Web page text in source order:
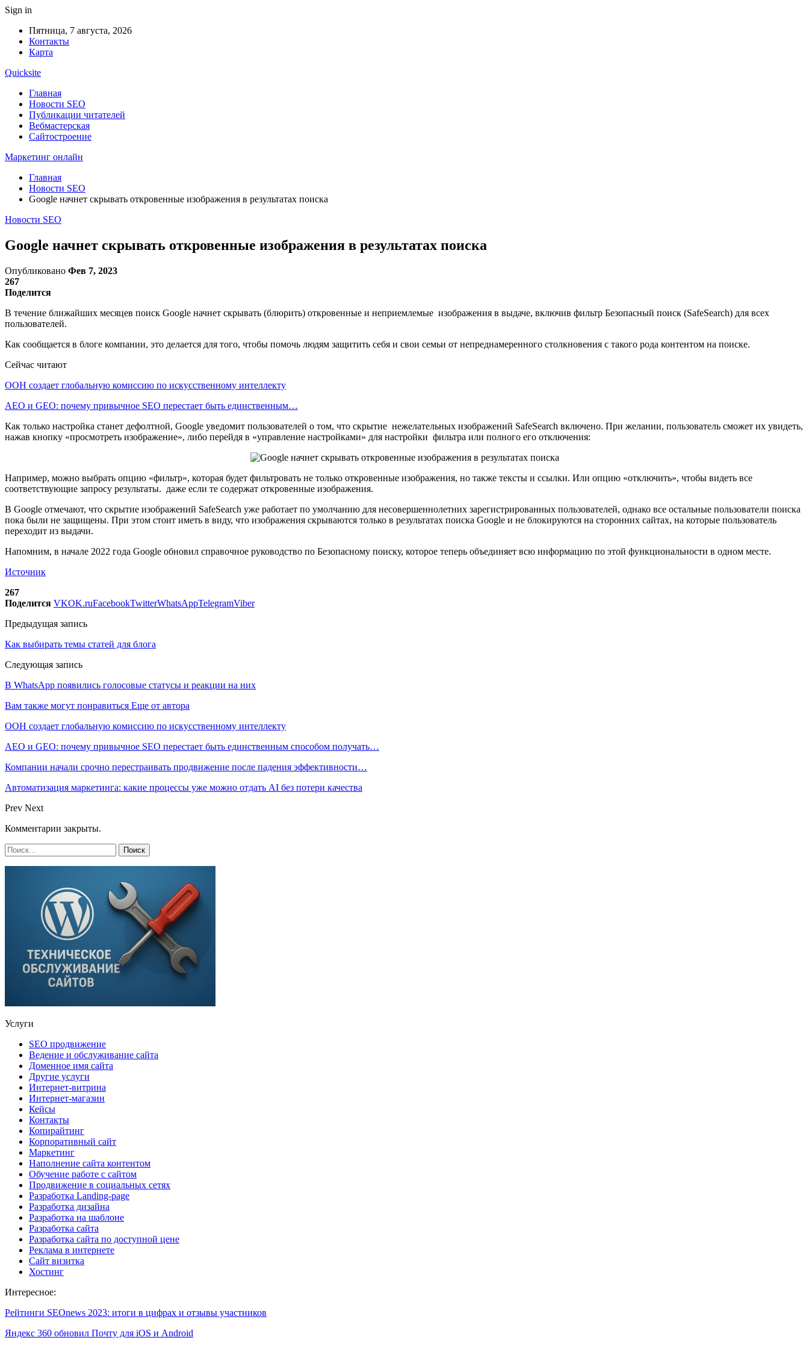
Sign in
Пятница, 7 августа, 2026
Контакты
Карта
Quicksite
Главная
Новости SEO
Публикации читателей
Вебмастерская
Сайтостроение
Маркетинг онлайн
Главная
Новости SEO
Google начнет скрывать откровенные изображения в результатах поиска
Новости SEO
Google начнет скрывать откровенные изображения в результатах поиска
Опубликовано Фев 7, 2023
267
Поделится
В течение ближайших месяцев поиск Google начнет скрывать (блюрить) откровенные и неприемлемые изображения в выдаче, включив фильтр Безопасный поиск (SafeSearch) для всех
пользователей.
Как сообщается в блоге компании, это делается для того, чтобы помочь людям защитить себя и свои семьи от непреднамеренного столкновения с такого рода контентом на поиске.
Сейчас читают
ООН создает глобальную комиссию по искусственному интеллекту
AEO и GEO: почему привычное SEO перестает быть единственным…
Как только настройка станет дефолтной, Google уведомит пользователей о том, что скрытие нежелательных изображений SafeSearch включено. При желании, пользователь сможет их увидеть,
нажав кнопку «просмотреть изображение», либо перейдя в «управление настройками» для настройки фильтра или полного его отключения:
Например, можно выбрать опцию «фильтр», которая будет фильтровать не только откровенные изображения, но также тексты и ссылки. Или опцию «отключить», чтобы видеть все
соответствующие запросу результаты. даже если те содержат откровенные изображения.
В Google отмечают, что скрытие изображений SafeSearch уже работает по умолчанию для несовершеннолетних зарегистрированных пользователей, однако все остальные пользователи поиска
пока были не защищены. При этом стоит иметь в виду, что изображения скрываются только в результатах поиска Google и не блокируются на сторонних сайтах, на которые пользователь
переходит из выдачи.
Напомним, в начале 2022 года Google обновил справочное руководство по Безопасному поиску, которое теперь объединяет всю информацию по этой функциональности в одном месте.
Источник
267
Поделится VKOK.ruFacebookTwitterWhatsAppTelegramViber
Предыдущая запись
Как выбирать темы статей для блога
Следующая запись
В WhatsApp появились голосовые статусы и реакции на них
Вам также могут понравиться Еще от автора
ООН создает глобальную комиссию по искусственному интеллекту
AEO и GEO: почему привычное SEO перестает быть единственным способом получать…
Компании начали срочно перестраивать продвижение после падения эффективности…
Автоматизация маркетинга: какие процессы уже можно отдать AI без потери качества
Prev Next
Комментарии закрыты.
Услуги
SEO продвижение
Ведение и обслуживание сайта
Доменное имя сайта
Другие услуги
Интернет-витрина
Интернет-магазин
Кейсы
Контакты
Копирайтинг
Корпоративный сайт
Маркетинг
Наполнение сайта контентом
Обучение работе с сайтом
Продвижение в социальных сетях
Разработка Landing-page
Разработка дизайна
Разработка на шаблоне
Разработка сайта
Разработка сайта по доступной цене
Реклама в интернете
Сайт визитка
Хостинг
Интересное:
Рейтинги SEOnews 2023: итоги в цифрах и отзывы участников
Яндекс 360 обновил Почту для iOS и Android